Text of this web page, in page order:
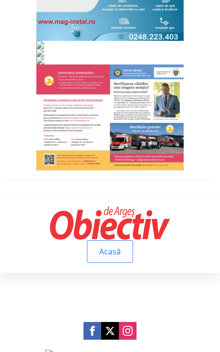
Acasă